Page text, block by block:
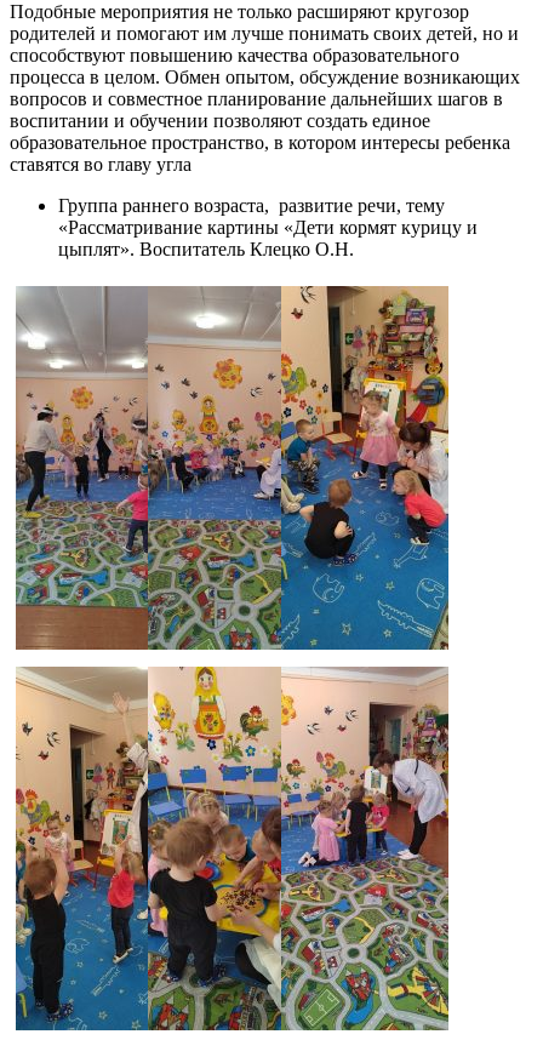
Подобные мероприятия не только расширяют кругозор
родителей и помогают им лучше понимать своих детей, но и
способствуют повышению качества образовательного
процесса в целом. Обмен опытом, обсуждение возникающих
вопросов и совместное планирование дальнейших шагов в
воспитании и обучении позволяют создать единое
образовательное пространство, в котором интересы ребенка
ставятся во главу угла
Группа раннего возраста, развитие речи, тему
«Рассматривание картины «Дети кормят курицу и
цыплят». Воспитатель Клецко О.Н.